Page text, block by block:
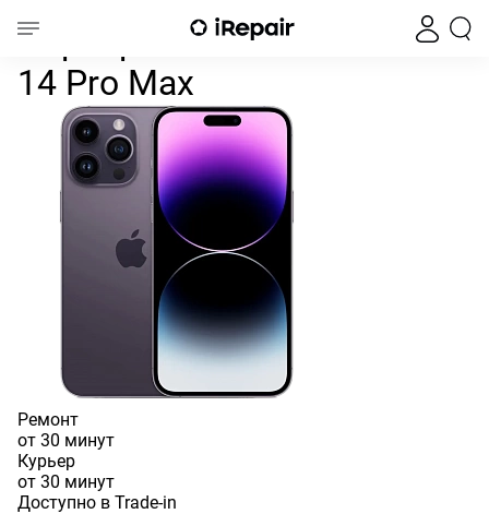
Перепрошить iOS на
Перепрошить iOS на iPhone
14 Pro Max
Ремонт
от 30 минут
Курьер
от 30 минут
Доступно в Trade-in